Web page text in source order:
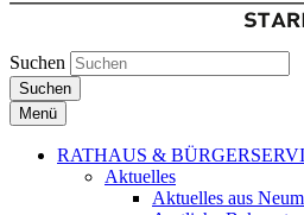
Suchen
Suchen
Menü
RATHAUS &
Aktuelles
Aktuelles aus